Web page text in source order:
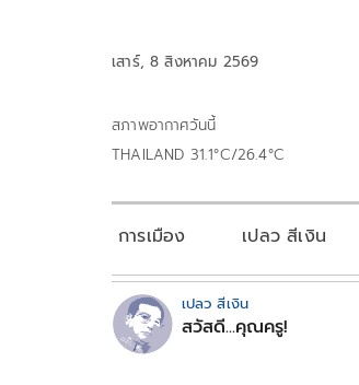
เสาร์, 8 สิงหาคม 2569
สภาพอากาศวันนี้
THAILAND 31.1°C/26.4°C
การเมือง เปลว สีเงิน
เปลว สีเงิน
สวัสดี...คุณครู!